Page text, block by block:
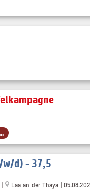
d) - 37,5
| Laa an der Thaya |